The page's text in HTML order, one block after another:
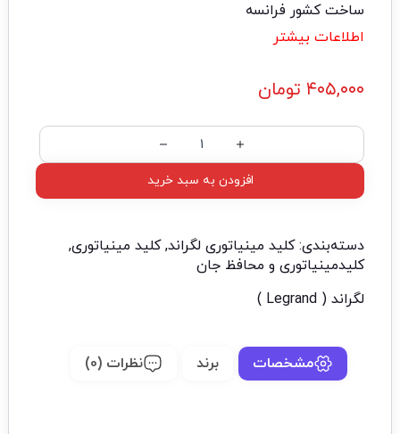
ساخت کشور فرانسه
اطلاعات بیشتر
۴۰۵,۰۰۰ تومان
افزودن به سبد خرید
دسته‌بندی:کلید مینیاتوری لگراند,کلید مینیاتوری,
کلیدمینیاتوری و محافظ جان
لگراند ( Legrand )
مشخصات برند نظرات (0)